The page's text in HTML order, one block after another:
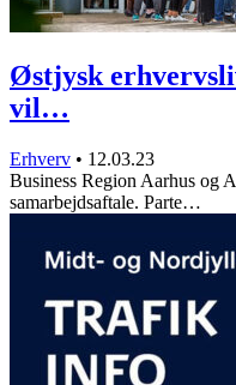
Østjysk
vil…
Erhverv • 12.03.23
Business Region Aarhus og
samarbejdsaftale. Parte…